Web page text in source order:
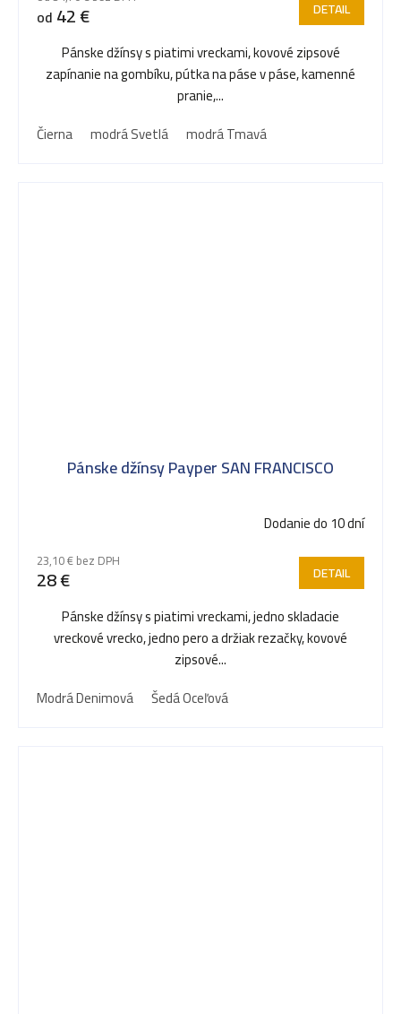
od 42 € DETAIL
Pánske džínsy s piatimi vreckami, kovové zipsové
zapínanie na gombíku, pútka na páse v páse, kamenné
pranie,...
Čierna
modrá Svetlá modrá Tmavá
Pánske džínsy Payper SAN FRANCISCO
Dodanie do 10 dní
23,10 € bez DPH
28 € DETAIL
Pánske džínsy s piatimi vreckami, jedno skladacie
vreckové vrecko, jedno pero a držiak rezačky, kovové
zipsové...
Modrá Denimová
Šedá Oceľová